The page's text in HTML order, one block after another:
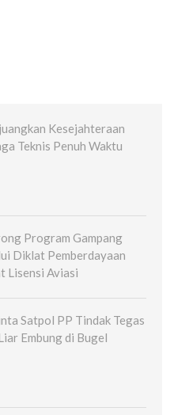
Kesejahteraan
Teknis Penuh Waktu
Program Gampang
Diklat Pemberdayaan
Lisensi Aviasi
Satpol PP Tindak Tegas
Embung di Bugel